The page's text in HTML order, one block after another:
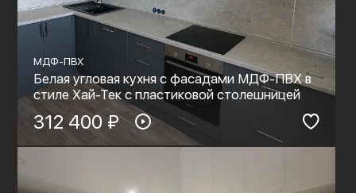
МДФ-ПВХ
Белая угловая кухня с фасадами МДФ-ПВХ в
стиле Хай-Тек с пластиковой столешницей
312 400 ₽